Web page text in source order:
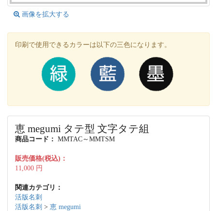
画像を拡大する
印刷で使用できるカラーは以下の三色になります。
恵 megumi タテ型 文字タテ組
商品コード： MMTAC～MMTSM
販売価格(税込)：
11,000 円
関連カテゴリ：
活版名刺
活版名刺 > 恵 megumi